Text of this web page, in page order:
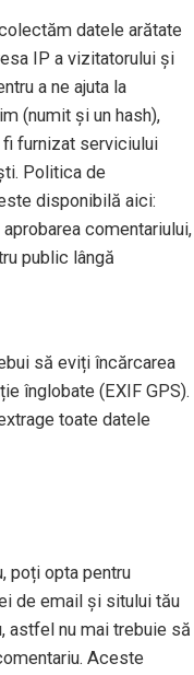
datele arătate
IP a vizitatorului și
a ne ajuta la
(numit și un hash),
furnizat serviciului
Politica de
disponibilă aici:
comentariului,
public lângă
să eviți încărcarea
înglobate (EXIF GPS).
toate datele
poți opta pentru
de email și sitului tău
astfel nu mai trebuie să
Aceste